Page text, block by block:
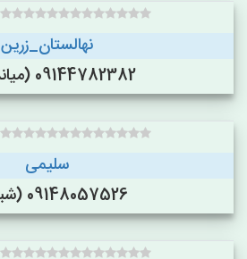
نهالستان_زرین
09144782382 (میاندوآب)
سلیمی
09148057526 (شبستر)